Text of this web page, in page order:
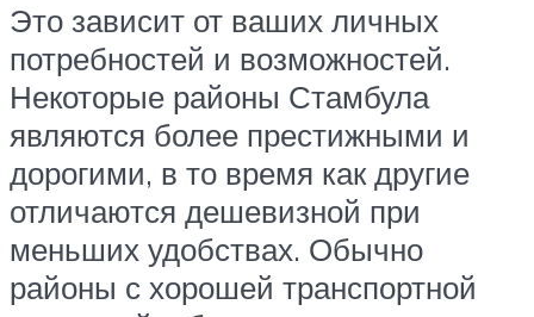
Это зависит от ваших личных
потребностей и возможностей.
Некоторые районы Стамбула
являются более престижными и
дорогими, в то время как другие
отличаются дешевизной при
меньших удобствах. Обычно
районы с хорошей транспортной